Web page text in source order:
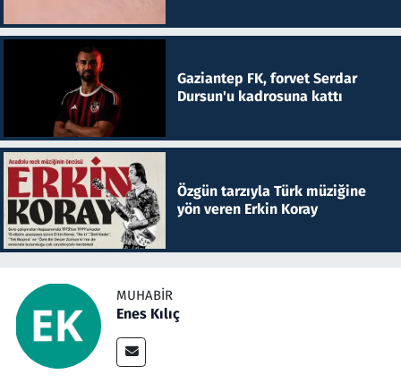
Gaziantep FK, forvet Serdar
Dursun'u kadrosuna kattı
Özgün tarzıyla Türk müziğine
yön veren Erkin Koray
MUHABIR
Enes Kılıç